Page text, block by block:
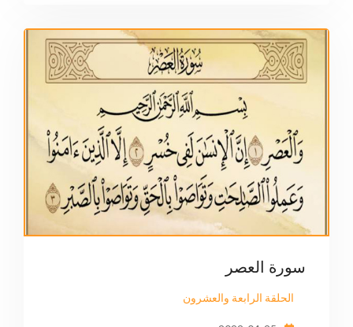
سورة العصر
الحلقة الرابعة والعشرون